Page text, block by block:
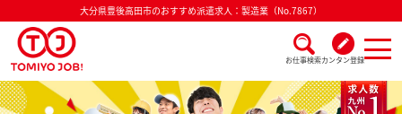
大分県豊後高田市のおすすめ派遣求人：製造業（No.7867）
お仕事検索カンタン登録